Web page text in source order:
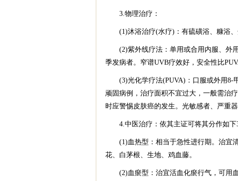
3.物理治疗：
(1)沐浴治疗(水疗)：有硫磺浴、糠浴、
(2)紫外线疗法：单用或合用内服、外用
季发病者。窄谱UVB疗效好，安全性比
(3)光化学疗法(PUVA)：口服或外用8-
顽固病例，治疗面积不宜过大，一般需治
时应警惕皮肤癌的发生。光敏感者、严重
4.中医治疗：依其主证可将其分作如下3
(1)血热型：相当于急性进行期。治宜清
花、白茅根、生地、鸡血藤。
(2)血瘀型：治宜活血化瘀行气，可用血